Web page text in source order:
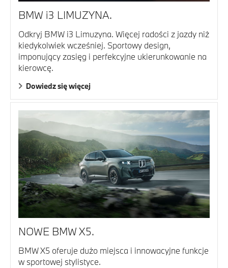
BMW i3 LIMUZYNA.
Odkryj BMW i3 Limuzyna. Więcej radości z jazdy niż
kiedykolwiek wcześniej. Sportowy design,
imponujący zasięg i perfekcyjne ukierunkowanie na
kierowcę.
Dowiedz się więcej
NOWE BMW X5.
BMW X5 oferuje dużo miejsca i innowacyjne funkcje
w sportowej stylistyce.